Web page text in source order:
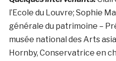
l’Ecole du Louvre; Sophie
générale du patrimoine –
musée national des Arts
Hornby, Conservatrice en